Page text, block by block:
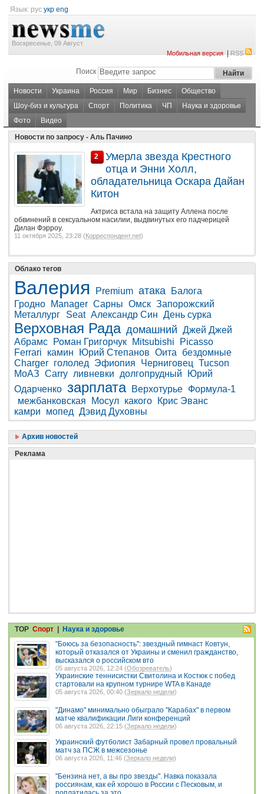
Язык: рус укр eng
Воскресенье, 09 Август
Мобильная версия|RSS
Поиск
Новости Украина Россия Мир Бизнес
Общество
Шоу-биз и культура
Спорт Политика ЧП
Наука и здоровье
Фото
Видео
Новости по запросу - Аль Пачино
2
Умерла звезда Крестного
отца и Энни Холл,
обладательница Оскара Дайан
Китон
Актриса встала на защиту Аллена после
обвинений в сексуальном насилии, выдвинутых его падчерицей
Дилан Фэрроу.
11 октября 2025, 23:28 (Корреспондент.net)
Облако тегов
Валерия Premium атака
Балога
Гродно
Manager Сарны Омск Запорожский
Металлург
Seat Александр Син День сурка
Верховная Рада домашний Джей Джей
Абрамс
Роман Григорчук Mitsubishi
Picasso
Ferrari
камин Юрий Степанов Оита
бездомные
Charger гололед Эфиопия Черниговец Tucson
МоАЗ Carry ливневки долгопрудный
Юрий
Одарченко зарплата Верхотурье Формула-1
межбанковская
Мосул какого
Крис Эванс
камри
мопед Дэвид Духовны
Архив новостей
Реклама
TOP Спорт | Наука и здоровье
"Боюсь за безопасность": звездный гимнаст Ковтун,
который отказался от Украины и сменил гражданство,
высказался о российском вто
05 августа 2026, 12:24 (Обозреватель)
Украинские теннисистки Свитолина и Костюк с побед
стартовали на крупном турнире WTA в Канаде
05 августа 2026, 00:40 (Зеркало недели)
"Динамо" минимально обыграло "Карабах" в первом
матче квалификации Лиги конференций
06 августа 2026, 22:15 (Зеркало недели)
Украинский футболист Забарный провел провальный
матч за ПСЖ в межсезонье
06 августа 2026, 11:46 (Зеркало недели)
"Бензина нет, а вы про звезды". Навка показала
россиянам, как ей хорошо в России с Песковым, и